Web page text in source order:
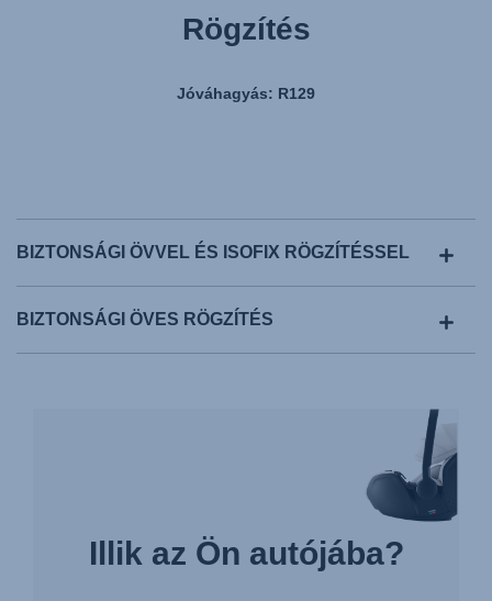
Rögzítés
Jóváhagyás: R129
BIZTONSÁGI ÖVVEL ÉS ISOFIX RÖGZÍTÉSSEL
BIZTONSÁGI ÖVES RÖGZÍTÉS
Illik az Ön autójába?